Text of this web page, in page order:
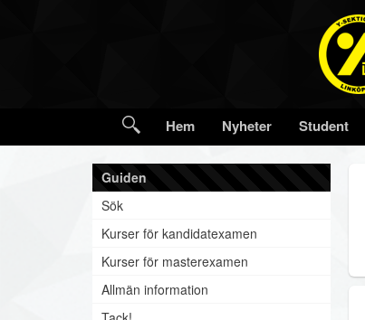
Hem Nyheter Student
Guiden
Sök
Kurser för kandidatexamen
Kurser för masterexamen
Allmän information